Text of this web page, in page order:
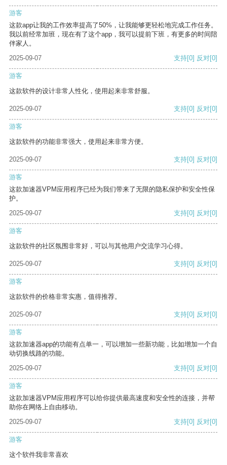
游客
这款app让我的工作效率提高了50%，让我能够更轻松地完成工作任务。
我以前经常加班，现在有了这个app，我可以提前下班，有更多的时间陪
伴家人。
2025-09-07
支持[0] 反对[0]
游客
这款软件的设计非常人性化，使用起来非常舒服。
2025-09-07 支持[0] 反对[0]
游客
这款软件的功能非常强大，使用起来非常方便。
2025-09-07 支持[0] 反对[0]
游客
这款加速器VPM应用程序已经为我们带来了无限的隐私保护和安全性保
护。
2025-09-07
支持[0] 反对[0]
游客
这款软件的社区氛围非常好，可以与其他用户交流学习心得。
2025-09-07 支持[0] 反对[0]
游客
这款软件的价格非常实惠，值得推荐。
2025-09-07 支持[0] 反对[0]
游客
这款加速器app的功能有点单一，可以增加一些新功能，比如增加一个自
动切换线路的功能。
2025-09-07
支持[0] 反对[0]
游客
这款加速器VPM应用程序可以给你提供最高速度和安全性的连接，并帮
助你在网络上自由移动。
2025-09-07
支持[0] 反对[0]
游客
这个软件我非常喜欢